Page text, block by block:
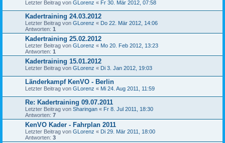
Letzter Beitrag von GLorenz « Fr 30. Mär 2012, 07:58
Kadertraining 24.03.2012
Letzter Beitrag von GLorenz « Do 22. Mär 2012, 14:06
Antworten: 1
Kadertraining 25.02.2012
Letzter Beitrag von GLorenz « Mo 20. Feb 2012, 13:23
Antworten: 1
Kadertraining 15.01.2012
Letzter Beitrag von GLorenz « Di 3. Jan 2012, 19:03
Länderkampf KenVO - Berlin
Letzter Beitrag von GLorenz « Mi 24. Aug 2011, 11:59
Re: Kadertraining 09.07.2011
Letzter Beitrag von Sharingan « Fr 8. Jul 2011, 18:30
Antworten: 7
KenVO Kader - Fahrplan 2011
Letzter Beitrag von GLorenz « Di 29. Mär 2011, 18:00
Antworten: 3